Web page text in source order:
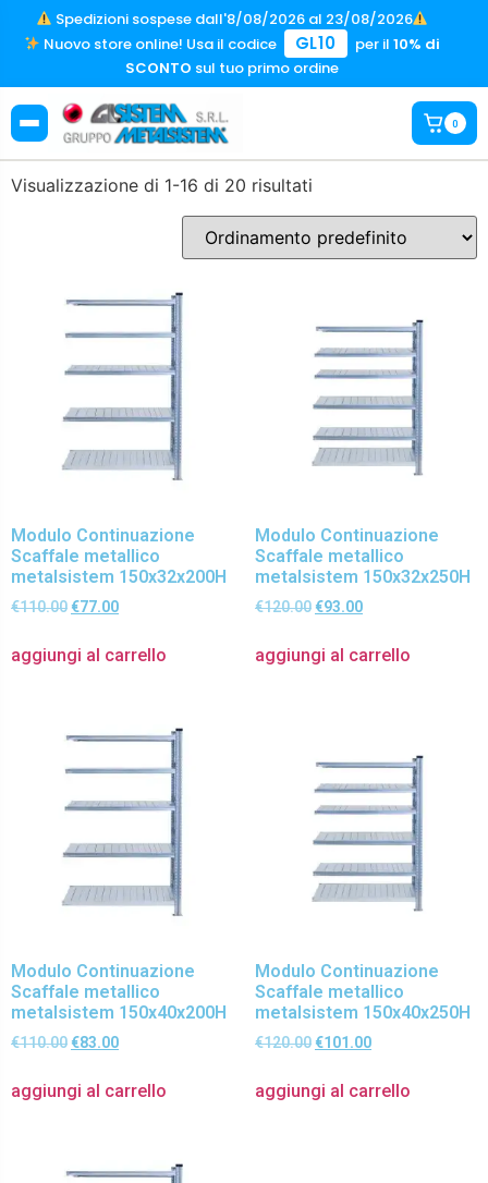
Spedizioni sospese dall'8/08/2026 al 23/08/2026
Nuovo store online! Usa il codice
GL10 per il10% di
SCONTO sul tuo primo ordine
0
Visualizzazione di 1-16 di 20 risultati
Modulo Continuazione
Scaffale metallico
metalsistem 150x32x200H
€110.00 €77.00
aggiungi al carrello
Modulo Continuazione
Scaffale metallico
metalsistem 150x32x250H
€120.00 €93.00
aggiungi al carrello
Modulo Continuazione
Scaffale metallico
metalsistem 150x40x200H
€110.00 €83.00
aggiungi al carrello
Modulo Continuazione
Scaffale metallico
metalsistem 150x40x250H
€120.00 €101.00
aggiungi al carrello